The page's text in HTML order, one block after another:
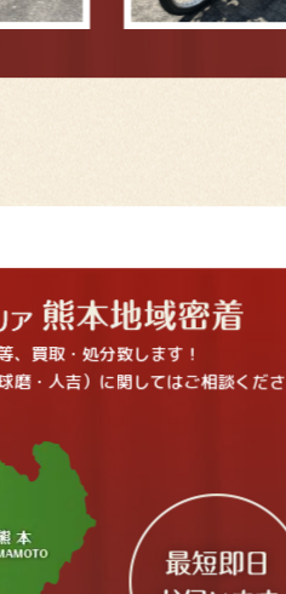
、買取・処分致します！
磨・人吉）に関してはご相談くださ